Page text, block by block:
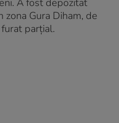
Gura Diham, de
parțial.